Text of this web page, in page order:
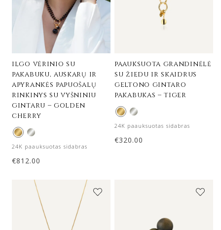
ilgo vėrinio su
pakabuku, auskarų ir
apyrankės papuošalų
rinkinys su vyšniniu
gintaru – golden
cherry
24K paauksuotas sidabras
€812.00
paauksuota grandinėlė
su žiedu ir skaidrus
geltono gintaro
pakabukas – tiger
24K paauksuotas sidabras
€320.00